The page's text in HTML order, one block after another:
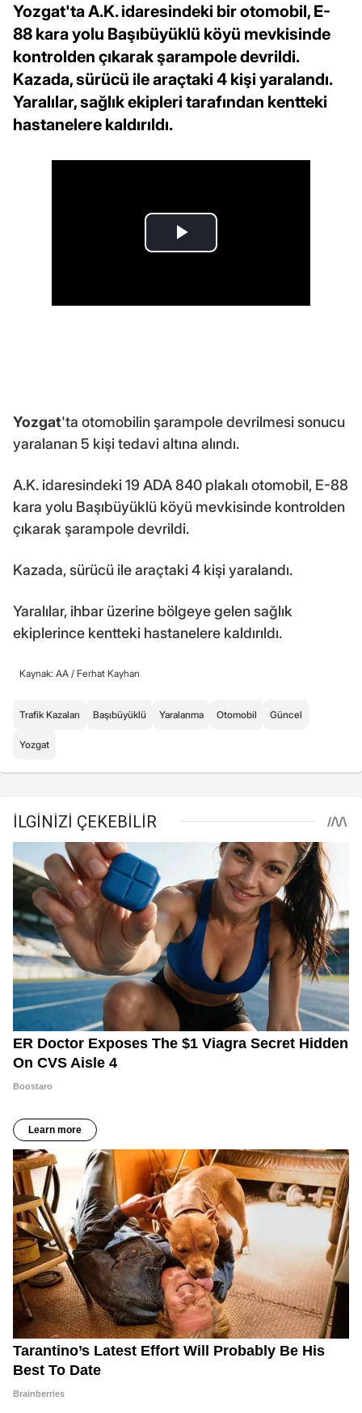
Yozgat'ta A.K. idaresindeki bir otomobil, E-
88 kara yolu Başıbüyüklü köyü mevkisinde
kontrolden çıkarak şarampole devrildi.
Kazada, sürücü ile araçtaki 4 kişi yaralandı.
Yaralılar, sağlık ekipleri tarafından kentteki
hastanelere kaldırıldı.
Yozgat'ta otomobilin şarampole devrilmesi sonucu
yaralanan 5 kişi tedavi altına alındı.
A.K. idaresindeki 19 ADA 840 plakalı otomobil, E-88
kara yolu Başıbüyüklü köyü mevkisinde kontrolden
çıkarak şarampole devrildi.
Kazada, sürücü ile araçtaki 4 kişi yaralandı.
Yaralılar, ihbar üzerine bölgeye gelen sağlık
ekiplerince kentteki hastanelere kaldırıldı.
Kaynak: AA / Ferhat Kayhan
Trafik Kazaları Başıbüyüklü Yaralanma Otomobil Güncel
Yozgat